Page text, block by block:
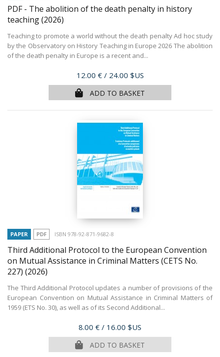
PDF - The abolition of the death penalty in history
teaching(2026)
Teaching to promote a world without the death penalty Ad hoc study
by the Observatory on History Teaching in Europe 2026 The abolition
of the death penalty in Europe is a recent and...
Price
12.00 € / 24.00 $US
ADD TO BASKET
PAPER PDF ISBN 978-92-871-9682-8
Third Additional Protocol to the European Convention
on Mutual Assistance in Criminal Matters (CETS No.
227) (2026)
The Third Additional Protocol updates a number of provisions of the
European Convention on Mutual Assistance in Criminal Matters of
1959 (ETS No. 30), as well as of its Second Additional...
Price
8.00 € / 16.00 $US
ADD TO BASKET